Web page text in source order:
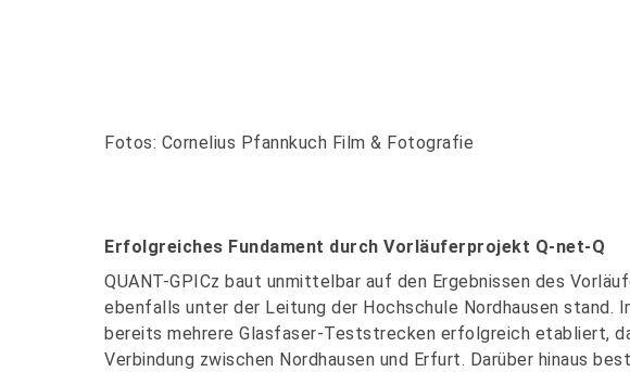
Fotos: Cornelius Pfannkuch Film & Fotografie
Erfolgreiches Fundament durch Vorläuferprojekt Q-net-Q
QUANT-GPICz baut unmittelbar auf den Ergebnissen des
ebenfalls unter der Leitung der Hochschule Nordhausen stand.
bereits mehrere Glasfaser-Teststrecken erfolgreich etabliert,
Verbindung zwischen Nordhausen und Erfurt. Darüber hinaus